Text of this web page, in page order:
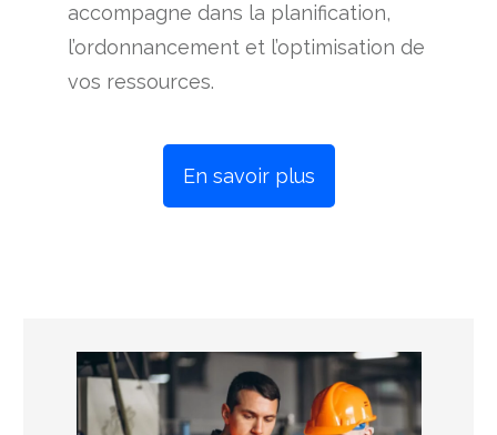
accompagne dans la planification,
l’ordonnancement et l’optimisation de
vos ressources.
En savoir plus